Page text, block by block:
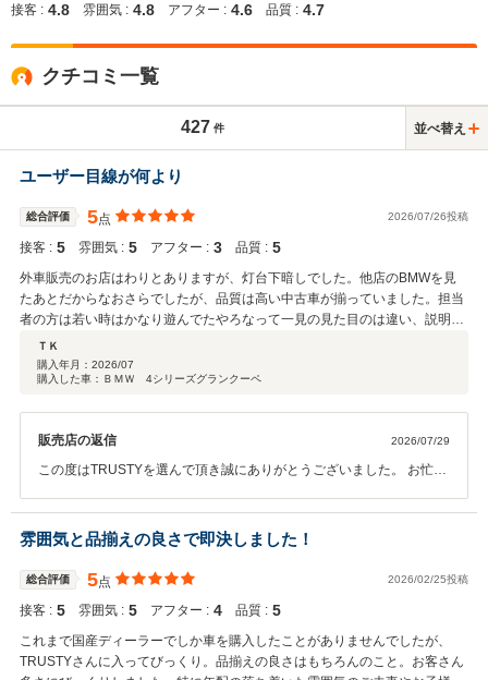
接客 : 4.8 雰囲気 : 4.8 アフター : 4.6 品質 : 4.7
クチコミ一覧
427 件 並べ替え
ユーザー目線が何より
総合評価 5点 2026/07/26投稿
接客 : 5 雰囲気 : 5 アフター : 3 品質 : 5
外車販売のお店はわりとありますが、灯台下暗しでした。他店のBMWを見
たあとだからなおさらでしたが、品質は高い中古車が揃っていました。担当
者の方は若い時はかなり遊んでたやろなって一見の見た目のは違い、説明も
細かくしてくれて、とても接客も丁寧でした。娘と来店した際もドリンクな
ども気遣い頂き、車の品質もありましたが、近隣で安心感ある車屋さんでし
たので、購入きめました。アフターサービス面はまだわかりませんが、今後
ＴＫ
購入年月： 2026/07
購入した車：ＢＭＷ 4シリーズグランクーペ
販売店の返信 2026/07/29
この度はTRUSTYを選んで頂き誠にありがとうございました。 お忙し
検なども今後お気軽にご相談ください。お盆前のご納車へ着々とご準
備を進めております。ご納車まで楽しみにお待ちください。今後とも
宜しくお願いします！！
雰囲気と品揃えの良さで即決しました！
総合評価 5点 2026/02/25投稿
接客 : 5 雰囲気 : 5 アフター : 4 品質 : 5
これまで国産ディーラーでしか車を購入したことがありませんでしたが、
TRUSTYさんに入ってびっくり。品揃えの良さはもちろんのこと。お客さん